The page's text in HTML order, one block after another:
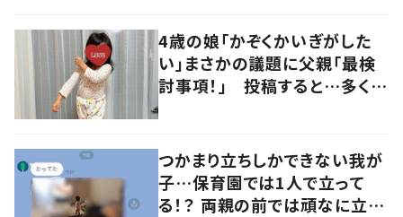
4歳の娘「かぞくかいぎがした
い」まさかの議題に父親「最検
討事項！」 投稿すると…多くの
つかまり立ちしかできない我が
子…保育園では1人で立って
る！？ 両親の前では頑なに立た